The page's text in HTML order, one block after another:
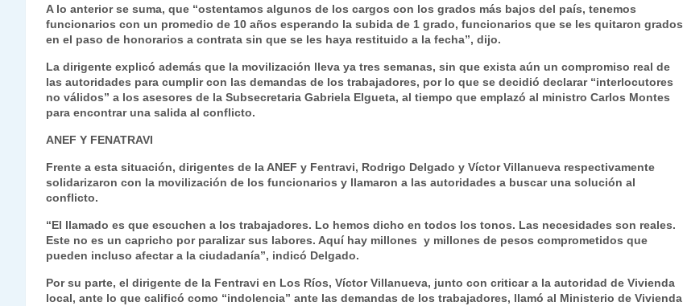
A lo anterior se suma, que “ostentamos algunos de los cargos con los grados más bajos del país, tenemos
funcionarios con un promedio de 10 años esperando la subida de 1 grado, funcionarios que se les quitaron grados
en el paso de honorarios a contrata sin que se les haya restituido a la fecha”, dijo.
La dirigente explicó además que la movilización lleva ya tres semanas, sin que exista aún un compromiso real de
las autoridades para cumplir con las demandas de los trabajadores, por lo que se decidió declarar “interlocutores
no válidos” a los asesores de la Subsecretaria Gabriela Elgueta, al tiempo que emplazó al ministro Carlos Montes
para encontrar una salida al conflicto.
ANEF Y FENATRAVI
Frente a esta situación, dirigentes de la ANEF y Fentravi, Rodrigo Delgado y Víctor Villanueva respectivamente
solidarizaron con la movilización de los funcionarios y llamaron a las autoridades a buscar una solución al
conflicto.
“El llamado es que escuchen a los trabajadores. Lo hemos dicho en todos los tonos. Las necesidades son reales.
Este no es un capricho por paralizar sus labores. Aquí hay millones y millones de pesos comprometidos que
pueden incluso afectar a la ciudadanía”, indicó Delgado.
Por su parte, el dirigente de la Fentravi en Los Ríos, Víctor Villanueva, junto con criticar a la autoridad de Vivienda
local, ante lo que calificó como “indolencia” ante las demandas de los trabajadores, llamó al Ministerio de Vivienda